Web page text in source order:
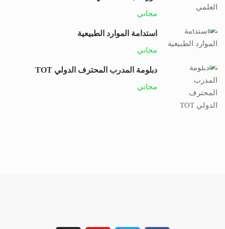
مجاني
استدامة الموارد الطبيعية
مجاني
دبلومة المدرب المحترف الدولي TOT
مجاني